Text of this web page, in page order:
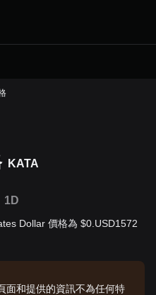
KATA
1D
Dollar 價格為 $0.USD1572
面和提供的資訊不為任何特